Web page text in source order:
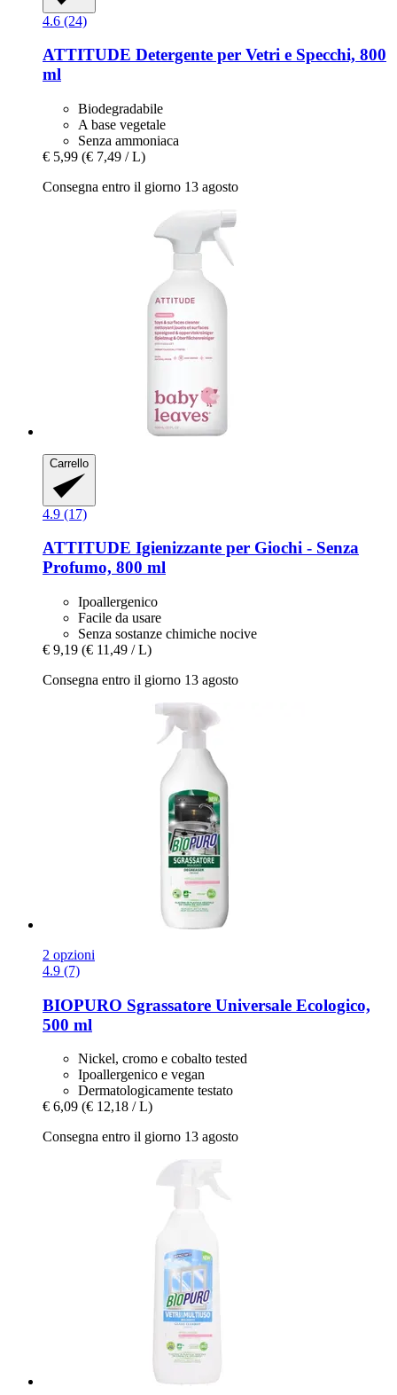
4.6 (24)
ATTITUDE Detergente per Vetri e Specchi, 800
ml
Biodegradabile
A base vegetale
Senza ammoniaca
€ 5,99 (€ 7,49 / L)
Consegna entro il giorno 13 agosto
Carrello
4.9 (17)
ATTITUDE Igienizzante per Giochi -​ Senza
Profumo, 800 ml
Ipoallergenico
Facile da usare
Senza sostanze chimiche nocive
€ 9,19 (€ 11,49 / L)
Consegna entro il giorno 13 agosto
2 opzioni
4.9 (7)
BIOPURO Sgrassatore Universale Ecologico,
500 ml
Nickel, cromo e cobalto tested
Ipoallergenico e vegan
Dermatologicamente testato
€ 6,09 (€ 12,18 / L)
Consegna entro il giorno 13 agosto